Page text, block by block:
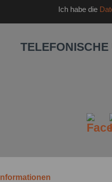
Ich habe die
Informationen